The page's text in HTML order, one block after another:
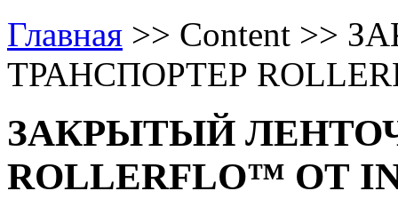
Главная >> Content >>
ТРАНСПОРТЕР
ЗАКРЫТЫЙ
ROLLERFLO™ ОТ